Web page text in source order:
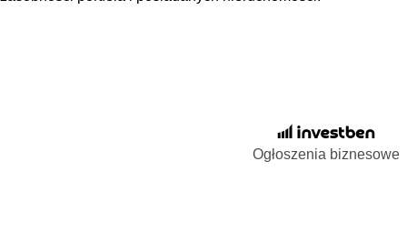
Ogłoszenia biznesowe